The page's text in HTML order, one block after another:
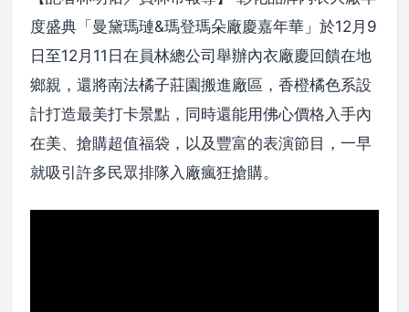
度盛典「曼黛瑪璉&瑪登瑪朵廠慶嘉年華」於12月9
日至12月11日在員林總公司舉辦內衣廠慶回饋在地
鄉親，還將南法橘子莊園搬進廠區，香橙橘色系設
計打造最美打卡景點，同時還能用佛心價格入手內
在美、搶購超值福袋，以及豐富的表演節目，一早
就吸引許多民眾排隊入廠瘋狂搶購。